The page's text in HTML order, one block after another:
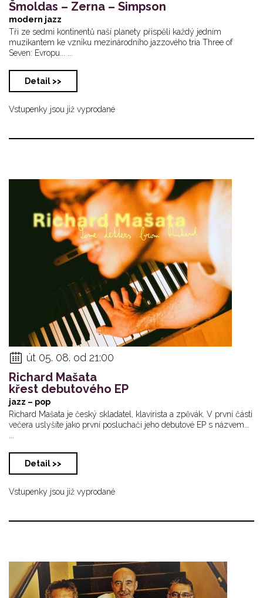
Šmoldas – Zerna – Simpson
modern jazz
Tři ze sedmi kontinentů naší planety přispěli každý jedním
muzikantem ke vzniku mezinárodního jazzového tria Three of
Seven: Evropu... ...
Detail >>
Vstupenky jsou již vyprodané
út 05. 08. od 21:00
Richard Mašata
křest debutového EP
jazz – pop
Richard Mašata je český skladatel, klavírista a zpěvák. V první části
večera uslyšíte jako první posluchači jeho debutové EP s názvem...
Detail >>
Vstupenky jsou již vyprodané